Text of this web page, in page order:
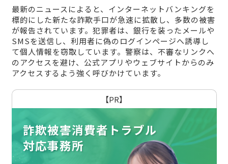
最新のニュースによると、インターネットバンキングを
標的にした新たな詐欺手口が急速に拡散し、多数の被害
が報告されています。犯罪者は、銀行を装ったメールや
SMSを送信し、利用者に偽のログインページへ誘導し
て個人情報を窃取しています。警察は、不審なリンクへ
のアクセスを避け、公式アプリやウェブサイトからのみ
アクセスするよう強く呼びかけています。
【PR】
詐欺被害消費者トラブル
対応事務所